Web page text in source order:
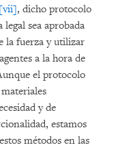
[vii], dicho protocolo
sea aprobada
la fuerza y utilizar
a la hora de
el protocolo
y de
estamos
métodos en las